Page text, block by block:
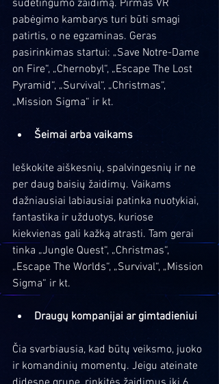
sudėtingumo žaidimą. Pirmas VR
pabėgimo kambarys turi būti smagi
patirtis, o ne egzaminas. Geras
pasirinkimas startui: „Save Notre-Dame
on Fire“, „Chernobyl“, „Escape The Lost
Pyramid“, „Survival“, „Christmas“,
„Mission Sigma“ ir kt.
Šeimai arba vaikams
Ieškokite aiškesnių, spalvingesnių ir ne
per daug baisių žaidimų. Vaikams
dažniausiai labiausiai patinka nuotykiai,
fantastika ir užduotys, kuriose
kiekvienas gali kažką atrasti. Tam gerai
tinka „Jungle Quest“, „Christmas“,
„Escape The Worlds“, „Survival“, „Mission
Sigma“ ir kt.
Draugų kompanijai ar gimtadieniui
Čia svarbiausia, kad būtų veiksmo, juoko
ir komandinių momentų. Jeigu ateinate